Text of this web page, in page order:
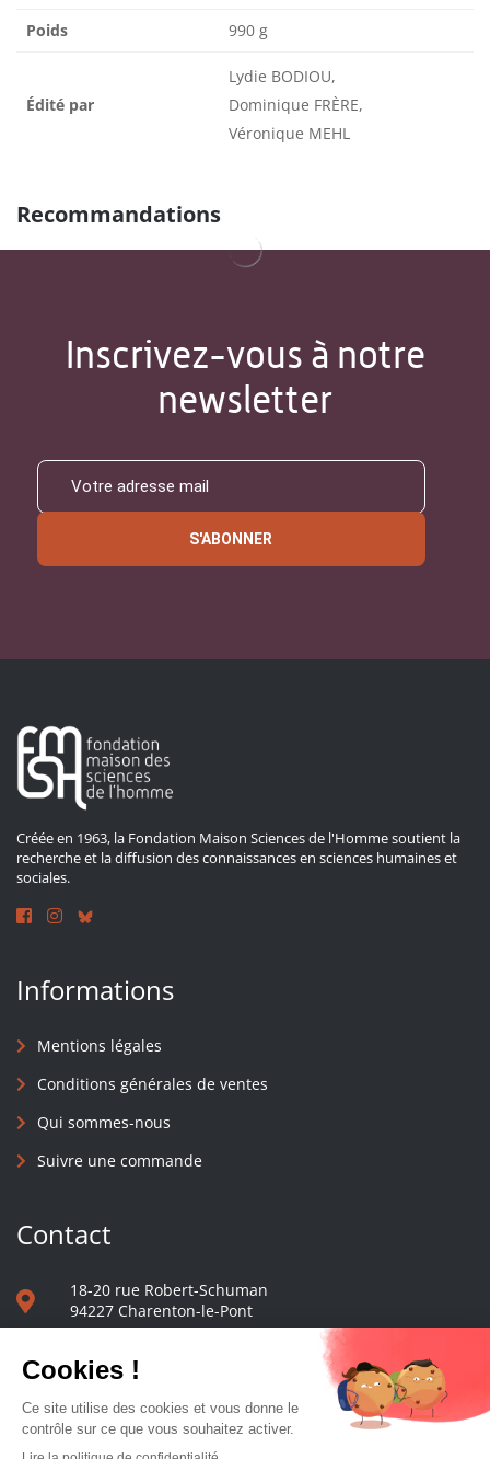
Poids 990 g
Édité par
Lydie BODIOU,
Dominique FRÈRE,
Véronique MEHL
Recommandations
Inscrivez-vous à notre
newsletter
S'ABONNER
Créée en 1963, la Fondation Maison Sciences de l'Homme soutient la
recherche et la diffusion des connaissances en sciences humaines et
sociales.
Informations
Mentions légales
Conditions générales de ventes
Qui sommes-nous
Suivre une commande
Contact
18-20 rue Robert-Schuman
94227 Charenton-le-Pont